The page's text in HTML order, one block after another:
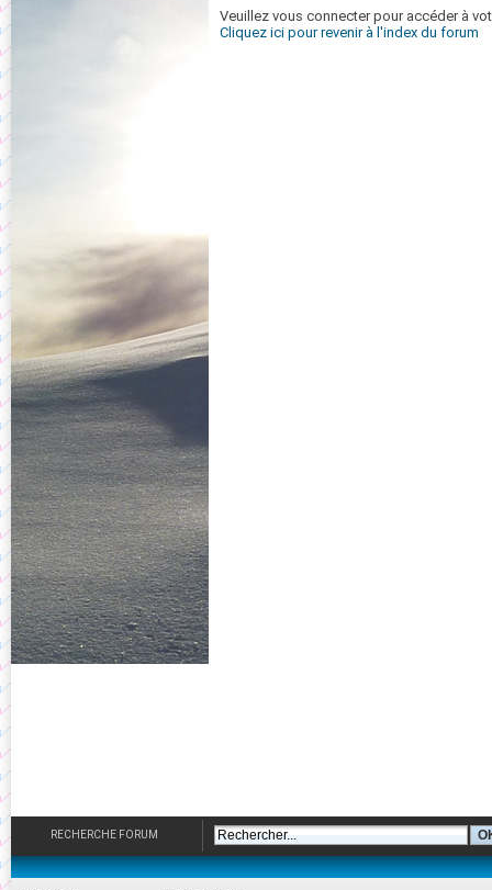
Veuillez vous connecter pour accéder à
Cliquez ici pour revenir à l'index du forum
RECHERCHE FORUM